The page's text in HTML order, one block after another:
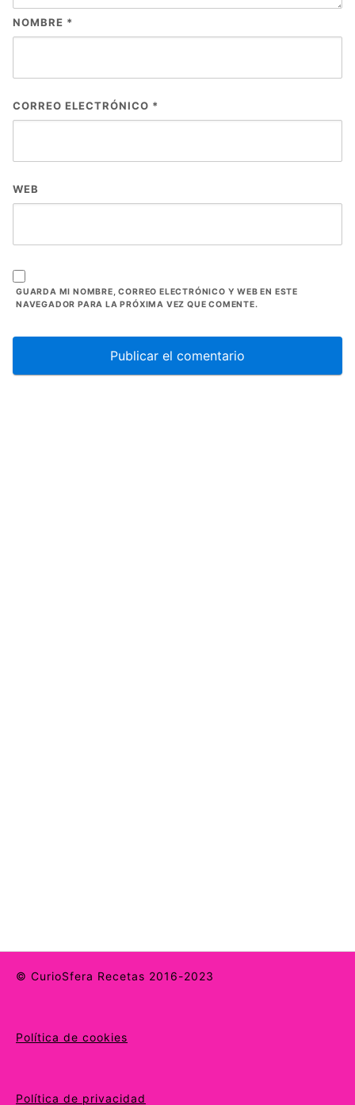
NOMBRE *
CORREO ELECTRÓNICO *
WEB
GUARDA MI NOMBRE, CORREO ELECTRÓNICO Y WEB EN ESTE
NAVEGADOR PARA LA PRÓXIMA VEZ QUE COMENTE.
© CurioSfera Recetas 2016-2023
Política de cookies
Política de privacidad